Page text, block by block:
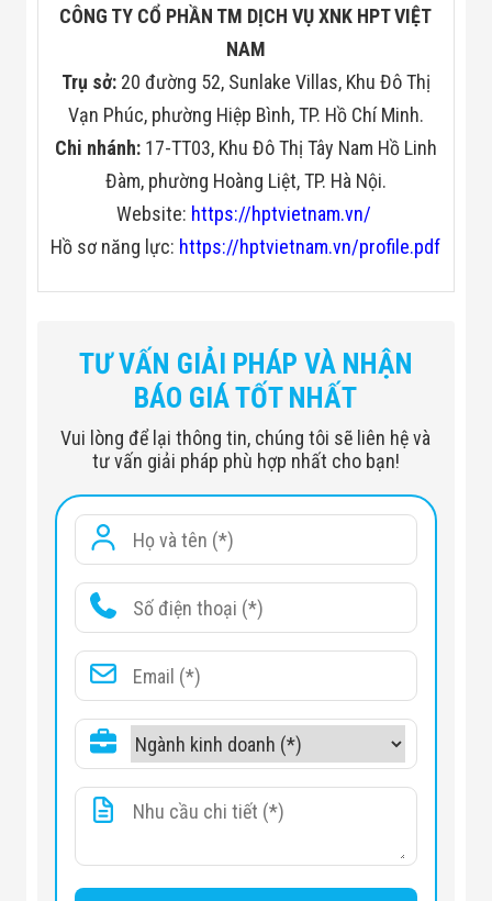
CÔNG TY CỔ PHẦN TM DỊCH VỤ XNK HPT VIỆT
NAM
Trụ sở: 20 đường 52, Sunlake Villas, Khu Đô Thị
Vạn Phúc, phường Hiệp Bình, TP. Hồ Chí Minh.
Chi nhánh:17-TT03, Khu Đô Thị Tây Nam Hồ Linh
Đàm, phường Hoàng Liệt, TP. Hà Nội.
Website: https://hptvietnam.vn/
Hồ sơ năng lực: https://hptvietnam.vn/profile.pdf
TƯ VẤN GIẢI PHÁP VÀ NHẬN
BÁO GIÁ TỐT NHẤT
Vui lòng để lại thông tin, chúng tôi sẽ liên hệ và
tư vấn giải pháp phù hợp nhất cho bạn!